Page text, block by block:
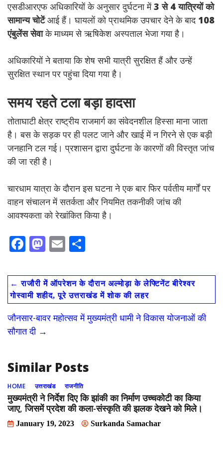
एसडीआरएफ अधिकारियों के अनुसार दुर्घटना में3 से 4 यात्रियों को
सामान्य चोटेंआई हैं। घायलों को प्राथमिक उपचार देने के बाद 108
एंबुलेंस सेवाके माध्यम से ऋषिकेश अस्पताल भेजा गया है।
अधिकारियों ने बताया कि शेष सभी यात्री सुरक्षित हैं और उन्हें
सुरक्षित स्थान पर पहुंचा दिया गया है।
समय रहते टला बड़ा हादसा
तोताघाटी क्षेत्र राष्ट्रीय राजमार्ग का संवेदनशील हिस्सा माना जाता
है। बस के सड़क पर ही पलट जाने और खाई में न गिरने से एक बड़ी
जनहानि टल गई। प्रशासन द्वारा दुर्घटना के कारणों की विस्तृत जांच
की जा रही है।
चारधाम यात्रा के दौरान इस घटना ने एक बार फिर पर्वतीय मार्गों पर
वाहन संचालन में सतर्कता और नियमित तकनीकी जांच की
आवश्यकता को रेखांकित किया है।
F
e
b
o
o
k
M
to
d
o
n
E
ai
l
ar
e
← राजौरी में ऑपरेशन के दौरान अल्मोड़ा के लेफ्टिनेंट बीरेश्वर
गोस्वामी शहीद, पूरे उत्तराखंड में शोक की लहर
जौनसार-बावर महोत्सव में मुख्यमंत्री धामी ने विकास योजनाओं की
सौगात दी →
Similar Posts
HOME उत्तराखंड राजनीति
मुख्यमंत्री ने निर्देश दिए कि झांकी का निर्माण उच्चकोटी का किया
जाए, जिसमें प्रदेश की कला-संस्कृति की झलक देखने को मिले।
January 19, 2023 Surkanda Samachar